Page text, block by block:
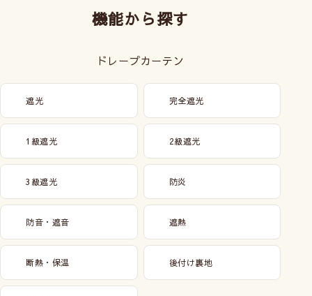
機能から探す
ドレープカーテン
遮光 完全遮光
1級遮光 2級遮光
3級遮光 防炎
防音・遮音 遮熱
断熱・保温 後付け裏地